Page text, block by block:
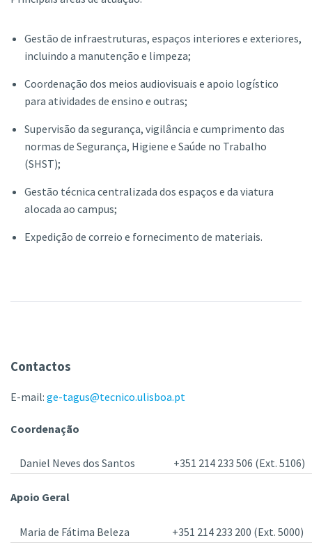
Gestão de infraestruturas, espaços interiores e exteriores,
incluindo a manutenção e limpeza;
Coordenação dos meios audiovisuais e apoio logístico
para atividades de ensino e outras;
Supervisão da segurança, vigilância e cumprimento das
normas de Segurança, Higiene e Saúde no Trabalho
(SHST);
Gestão técnica centralizada dos espaços e da viatura
alocada ao campus;
Expedição de correio e fornecimento de materiais.
Contactos
E-mail: ge-tagus@tecnico.ulisboa.pt
Coordenação
Daniel Neves dos Santos +351 214 233 506 (Ext. 5106)
Apoio Geral
Maria de Fátima Beleza
+351 214 233 200 (Ext. 5000)